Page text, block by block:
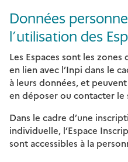
Données
l’utilisation des
Les Espaces sont les
en lien avec l’Inpi dans le
à leurs données, et
en déposer ou contacter le
Dans le cadre d’une
individuelle, l’Espace
sont accessibles à la